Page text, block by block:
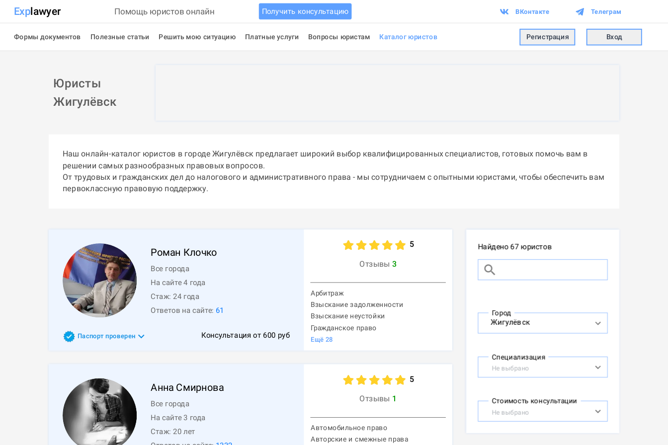
Explawyer Помощь юристов онлайн Получить консультацию ВКонтакте Телеграм
Формы документов Полезные статьи Решить мою ситуацию Платные услуги Вопросы юристам Каталог юристов Регистрация Вход
Юристы
Жигулёвск
Наш онлайн-каталог юристов в городе Жигулёвск предлагает широкий выбор квалифицированных специалистов, готовых помочь вам в
решении самых разнообразных правовых вопросов.
От трудовых и гражданских дел до налогового и административного права - мы сотрудничаем с опытными юристами, чтобы обеспечить вам
первоклассную правовую поддержку.
Роман Клочко
Все города
На сайте 4 года
Стаж: 24 года
Ответов на сайте: 61
Паспорт проверен Консультация от 600 руб
5
Отзывы 3
Арбитраж
Взыскание задолженности
Взыскание неустойки
Гражданское право
Ещё 28
Анна Смирнова
Все города
На сайте 3 года
Стаж: 20 лет
5
Отзывы 1
Автомобильное право
Авторские и смежные права
Найдено 67 юристов
Город
Специализация
Не выбрано
Стоимость консультации
Не выбрано